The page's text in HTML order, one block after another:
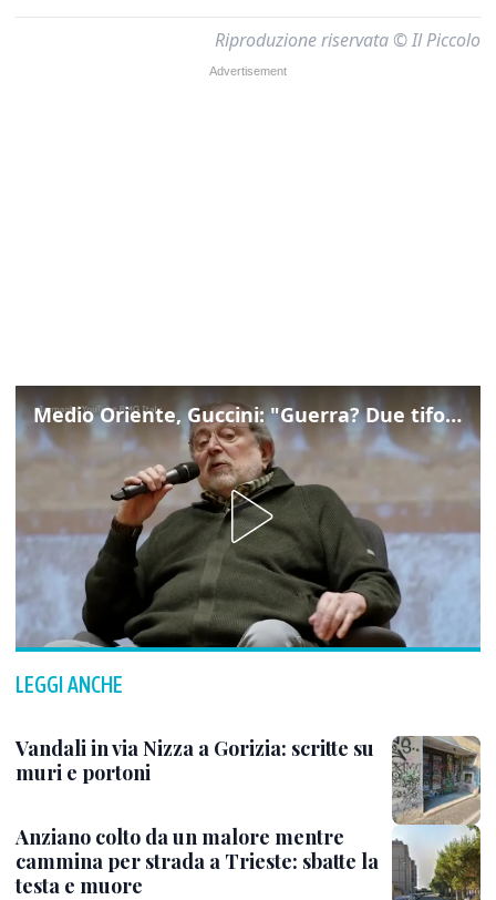
Riproduzione riservata © Il Piccolo
Medio Oriente, Guccini: "Guerra? Due tifoserie che si urlano contro e dimenticano vittime"
LEGGI ANCHE
Vandali in via Nizza a Gorizia: scritte su
muri e portoni
Anziano colto da un malore mentre
cammina per strada a Trieste: sbatte la
testa e muore